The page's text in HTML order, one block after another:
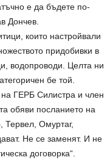
е да бъдете по-
Дончев.
които настройвали
придобивки в
водопроводи. Целта ни
бе той.
ГЕРБ Силистра и член
обяви посланието на
Тервел, Омуртаг,
Не се заменят. И не
договорка“.